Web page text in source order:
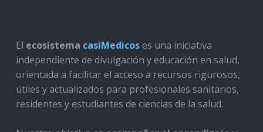
El ecosistema casiMedicoses una iniciativa
independiente de divulgación y educación en salud,
orientada a facilitar el acceso a recursos rigurosos,
útiles y actualizados para profesionales sanitarios,
residentes y estudiantes de ciencias de la salud.